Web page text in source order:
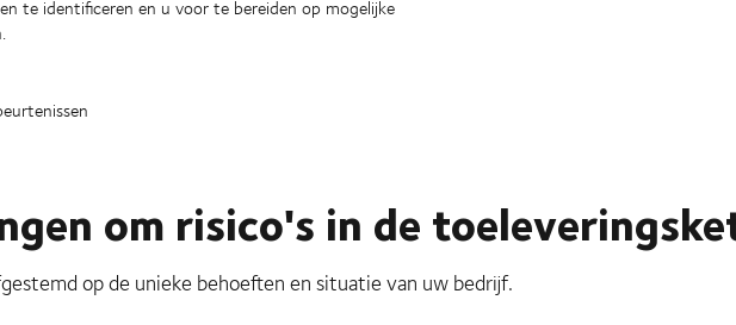
te identificeren en u voor te bereiden op mogelijke
om risico's in de
op de unieke behoeften en situatie van uw bedrijf.